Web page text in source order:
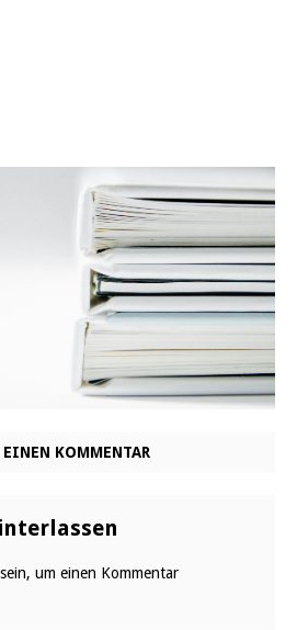
KOMMENTAR
sein, um einen Kommentar